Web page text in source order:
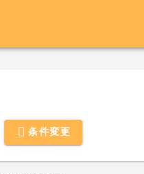
条件変更